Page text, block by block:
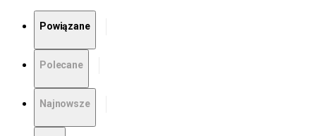
Powiązane
Polecane
Najnowsze